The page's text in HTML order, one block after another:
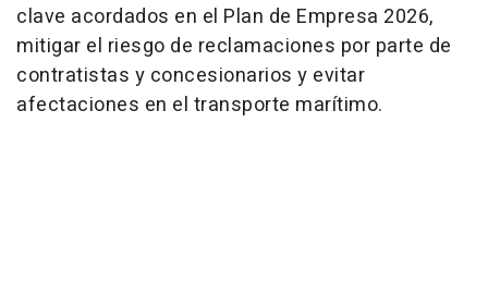
clave acordados en el Plan de Empresa 2026,
mitigar el riesgo de reclamaciones por parte de
contratistas y concesionarios y evitar
afectaciones en el transporte marítimo.